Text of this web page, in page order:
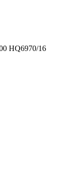
HQ6970/16